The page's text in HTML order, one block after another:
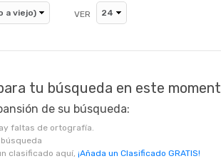
VER
tu búsqueda en este
de su búsqueda:
faltas de ortografía.
clasificado aquí, ¡Añada un Clasificado GRATIS!